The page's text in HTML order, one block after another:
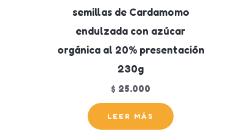
semillas de Cardamomo
endulzada con azúcar
orgánica al 20% presentación
230g
$ 25.000
LEER MÁS